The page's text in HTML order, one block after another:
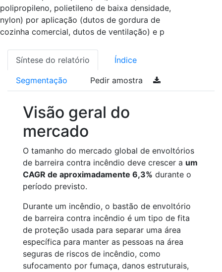
polipropileno, polietileno de baixa densidade,
nylon) por aplicação (dutos de gordura de
cozinha comercial, dutos de ventilação) e p
Síntese do relatório Índice
Segmentação Pedir amostra
Visão geral do
mercado
O tamanho do mercado global de envoltórios
de barreira contra incêndio deve crescer a um
CAGR de aproximadamente 6,3% durante o
período previsto.
Durante um incêndio, o bastão de envoltório
de barreira contra incêndio é um tipo de fita
de proteção usada para separar uma área
específica para manter as pessoas na área
seguras de riscos de incêndio, como
sufocamento por fumaça, danos estruturais,